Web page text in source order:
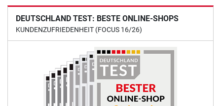
DEUTSCHLAND TEST: BESTE ONLINE-SHOPS
KUNDENZUFRIEDENHEIT (FOCUS 16/26)